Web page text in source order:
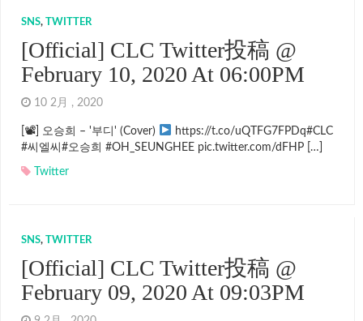
SNS, TWITTER
[Official] CLC Twitter投稿 @
February 10, 2020 At 06:00PM
10 2月 , 2020
[📽] 오승희 – '부디' (Cover)
https://t.co/uQTFG7FPDq#CLC
#씨엘씨#오승희 #OH_SEUNGHEE pic.twitter.com/dFHP […]
Twitter
SNS, TWITTER
[Official] CLC Twitter投稿 @
February 09, 2020 At 09:03PM